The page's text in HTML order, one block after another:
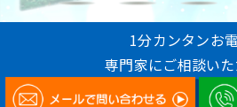
1分カンタンお
専門家にご相談い